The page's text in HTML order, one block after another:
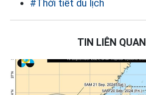
#Thời tiết du lịch
TIN LIÊN QUAN